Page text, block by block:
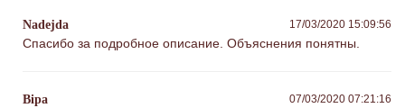
Nadejda 17/03/2020 15:09:56
Спасибо за подробное описание. Объяснения понятны.
Віра 07/03/2020 07:21:16